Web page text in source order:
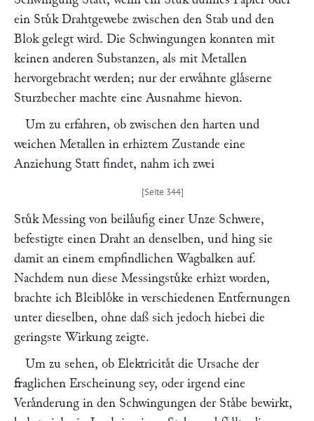
ein Stuͤk Drahtgewebe zwischen den Stab und den
Blok gelegt wird. Die Schwingungen konnten mit
keinen anderen Substanzen, als mit Metallen
hervorgebracht werden; nur der erwaͤhnte glaͤserne
Sturzbecher machte eine Ausnahme hievon.
Um zu erfahren, ob zwischen den harten und
weichen Metallen in erhiztem Zustande eine
Anziehung Statt findet, nahm ich zwei
Stuͤk Messing von beilaͤufig einer Unze Schwere,
befestigte einen Draht an denselben, und hing sie
damit an einem empfindlichen Wagbalken auf.
Nachdem nun diese Messingstuͤke erhizt worden,
brachte ich Bleibloͤke in verschiedenen Entfernungen
unter dieselben, ohne daß sich jedoch hiebei die
geringste Wirkung zeigte.
Um zu sehen, ob Elektricitaͤt die Ursache der
fraglichen Erscheinung sey, oder irgend eine
Veraͤnderung in den Schwingungen der Staͤbe bewirkt,